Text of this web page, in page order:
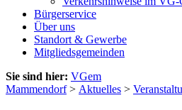
Bürgerservice
Über uns
Standort & Gewerbe
Mitgliedsgemeinden
Sie sind hier: VGem
Mammendorf> Aktuelles >